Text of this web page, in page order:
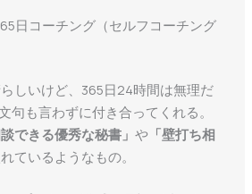
日コーチング（セルフコーチング
しいけど、365日24時間は無理だ
句も言わずに付き合ってくれる。
できる優秀な秘書」 や 「壁打ち相
ているようなもの。